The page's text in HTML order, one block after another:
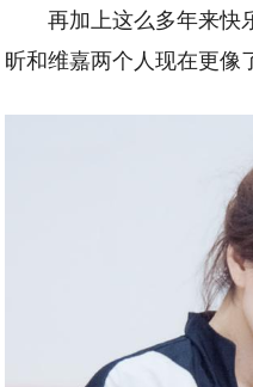
再加上这么多年来快
昕和维嘉两个人现在更像